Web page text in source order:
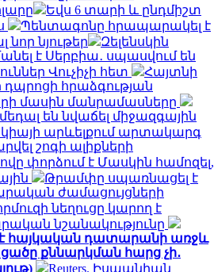
Եվս 6 տարի և ընդմիշտ
Պենտագոնը հրապարակել է
նոր նյութեր
Զելենսկին
է Սերբիա․ սպասվում են
Վուչիչի հետ
Հայտնի
դպրոցի հրաձգության
մասին մանրամասները
են նվաճել միջազգային
արևելքում արտակարգ
շոգի ալիքների
փորձում է Մասկին համոզել,
Թրամփը սպառնացել է
ժամացույցների
նեղուցը կարող է
նշանակությունը
հայկական դատարանի առջև
քննարկման հարց չի․
Reuters. Իսպանիան